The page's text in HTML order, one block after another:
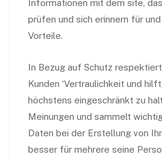
Informationen mit dem site,
prüfen und sich erinnern für
Vorteile.
In Bezug auf Schutz
Kunden ‘Vertraulichkeit und
höchstens eingeschränkt zu
Meinungen und sammelt
Daten bei der Erstellung von
besser für mehrere seine